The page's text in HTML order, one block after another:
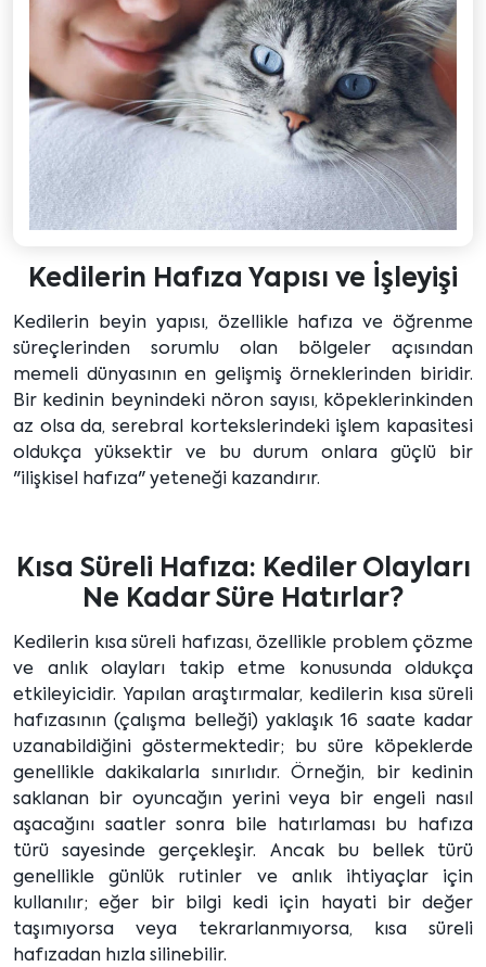
Kedilerin Hafıza Yapısı ve İşleyişi
Kedilerin beyin yapısı, özellikle hafıza ve öğrenme
süreçlerinden sorumlu olan bölgeler açısından
memeli dünyasının en gelişmiş örneklerinden biridir.
Bir kedinin beynindeki nöron sayısı, köpeklerinkinden
az olsa da, serebral kortekslerindeki işlem kapasitesi
oldukça yüksektir ve bu durum onlara güçlü bir
"ilişkisel hafıza" yeteneği kazandırır.
Kısa Süreli Hafıza: Kediler Olayları
Ne Kadar Süre Hatırlar?
Kedilerin kısa süreli hafızası, özellikle problem çözme
ve anlık olayları takip etme konusunda oldukça
etkileyicidir. Yapılan araştırmalar, kedilerin kısa süreli
hafızasının (çalışma belleği) yaklaşık 16 saate kadar
uzanabildiğini göstermektedir; bu süre köpeklerde
genellikle dakikalarla sınırlıdır. Örneğin, bir kedinin
saklanan bir oyuncağın yerini veya bir engeli nasıl
aşacağını saatler sonra bile hatırlaması bu hafıza
türü sayesinde gerçekleşir. Ancak bu bellek türü
genellikle günlük rutinler ve anlık ihtiyaçlar için
kullanılır; eğer bir bilgi kedi için hayati bir değer
taşımıyorsa veya tekrarlanmıyorsa, kısa süreli
hafızadan hızla silinebilir.